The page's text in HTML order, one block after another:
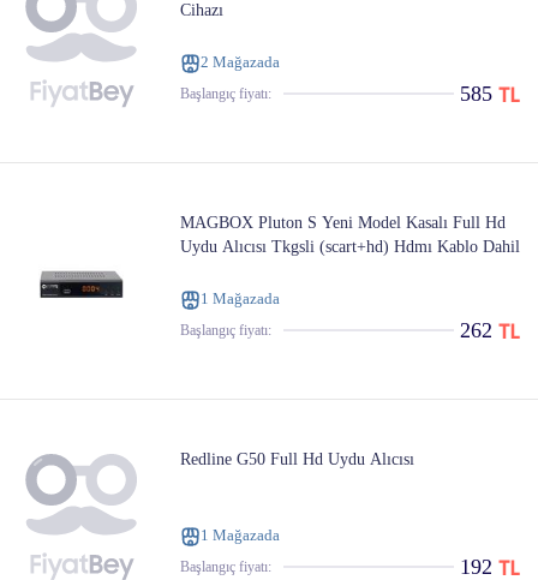
Cihazı
2 Mağazada
Başlangıç ​​fiyatı: 585
MAGBOX Pluton S Yeni Model Kasalı Full Hd
Uydu Alıcısı Tkgsli (scart+hd) Hdmı Kablo Dahil
1 Mağazada
Başlangıç ​​fiyatı: 262
Redline G50 Full Hd Uydu Alıcısı
1 Mağazada
Başlangıç ​​fiyatı: 192